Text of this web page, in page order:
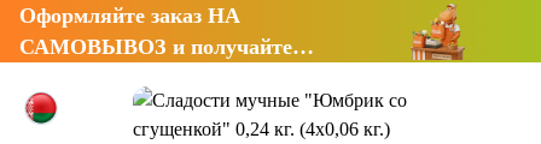
Оформляйте заказ НА
САМОВЫВОЗ и получайте